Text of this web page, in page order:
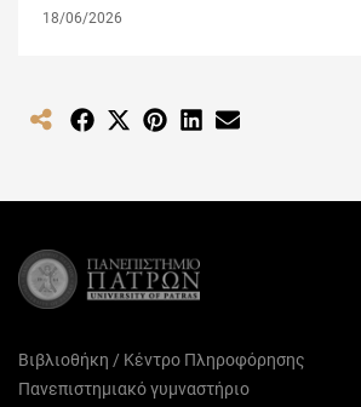
18/06/2026
Share Share
(Twitter)
Share Share
Βιβλιοθήκη / Κέντρο Πληροφόρησης
Πανεπιστημιακό γυμναστήριο